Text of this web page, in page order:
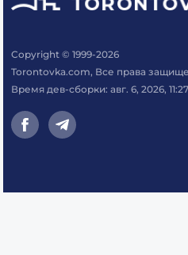
Copyright © 1999-2026
Torontovka.com, Все права
Время дев-сборки: авг. 6, 2026,